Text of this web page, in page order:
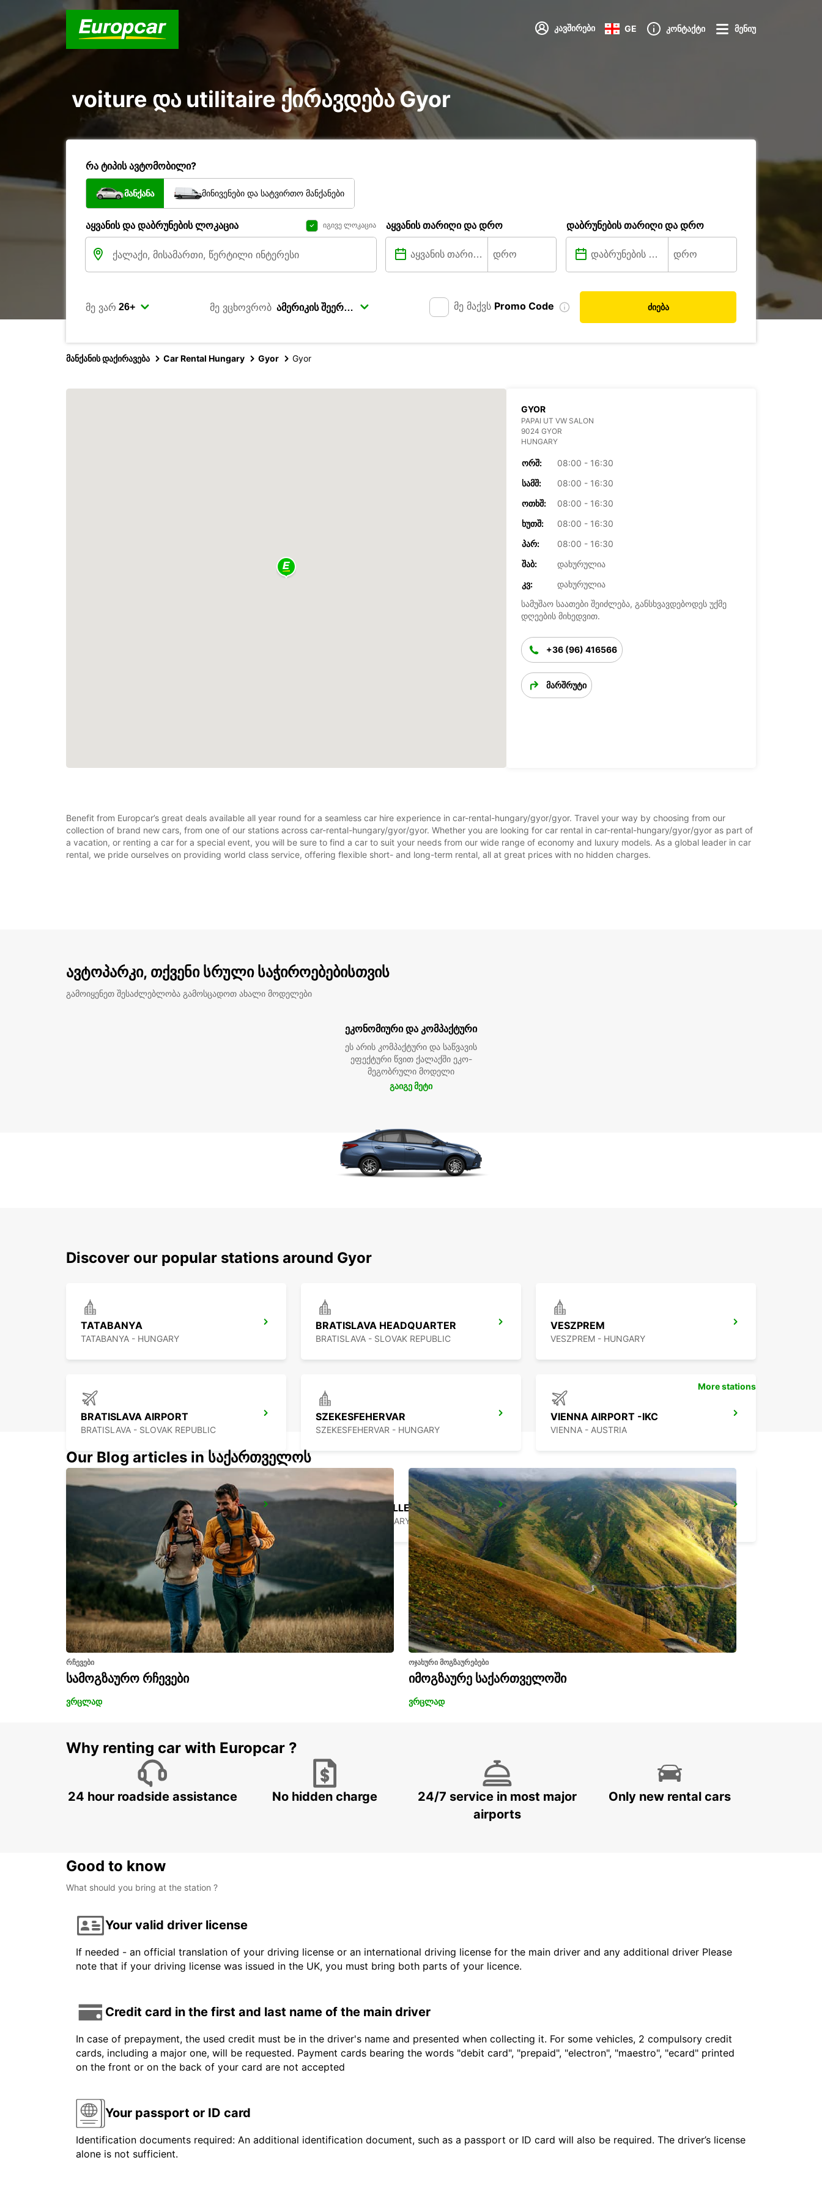
კავშირები GE კონტაქტი მენიუ
voiture და utilitaire ქირავდება Gyor
რა ტიპის ავტომობილი?
მანქანა მინივენები და სატვირთო მანქანები
აყვანის და დაბრუნების ლოკაცია იგივე ლოკაცია აყვანის თარიღი და დრო დაბრუნების თარიღი და დრო
მე ვარ მე ვცხოვრობ მე მაქვს Promo Code ძიება
მანქანის დაქირავება Car Rental Hungary Gyor Gyor
GYOR
PAPAI UT VW SALON
9024 GYOR
HUNGARY
ᲝᲠᲨ:
08:00 - 16:30
ᲡᲐᲛᲨ:
08:00 - 16:30
ᲝᲗᲮᲨ:
08:00 - 16:30
ᲮᲣᲗᲨ:
08:00 - 16:30
ᲞᲐᲠ:
08:00 - 16:30
ᲨᲐᲑ:
დახურულია
ᲙᲕ:
დახურულია
სამუშაო საათები შეიძლება, განსხვავდებოდეს უქმე
დღეების მიხედვით.
+36 (96) 416566
მარშრუტი
Benefit from Europcar’s great deals available all year round for a seamless car hire experience in car-rental-hungary/gyor/gyor. Travel your way by choosing from our
collection of brand new cars, from one of our stations across car-rental-hungary/gyor/gyor. Whether you are looking for car rental in car-rental-hungary/gyor/gyor as part of
a vacation, or renting a car for a special event, you will be sure to find a car to suit your needs from our wide range of economy and luxury models. As a global leader in car
rental, we pride ourselves on providing world class service, offering flexible short- and long-term rental, all at great prices with no hidden charges.
ავტოპარკი, თქვენი სრული საჭიროებებისთვის
გამოიყენეთ შესაძლებლობა გამოსცადოთ ახალი მოდელები
ეკონომიური და კომპაქტური
ეს არის კომპაქტური და საწვავის
ეფექტური წვით ქალაქში ეკო-
მეგობრული მოდელი
გაიგე მეტი
Discover our popular stations around Gyor
TATABANYA
TATABANYA - HUNGARY
BRATISLAVA HEADQUARTER
BRATISLAVA - SLOVAK REPUBLIC
VESZPREM
VESZPREM - HUNGARY
BRATISLAVA AIRPORT
BRATISLAVA - SLOVAK REPUBLIC
SZEKESFEHERVAR
SZEKESFEHERVAR - HUNGARY
VIENNA AIRPORT -IKC
VIENNA - AUSTRIA
ZALAEGERSZEG - HUNGARY
BUDAPEST PRIELLE
BUDAPEST - HUNGARY
VIENNA MAIN STATION -IKC-
VIENNA - AUSTRIA
More stations
Our Blog articles in საქართველოს
რჩევები
სამოგზაურო რჩევები
ვრცლად
ოჯახური მოგზაურებები
იმოგზაურე საქართველოში
ვრცლად
Why renting car with Europcar ?
24 hour roadside assistance No hidden charge
24/7 service in most major
airports
Only new rental cars
Good to know
What should you bring at the station ?
Your valid driver license
If needed - an official translation of your driving license or an international driving license for the main driver and any additional driver Please
note that if your driving license was issued in the UK, you must bring both parts of your licence.
Credit card in the first and last name of the main driver
In case of prepayment, the used credit must be in the driver's name and presented when collecting it. For some vehicles, 2 compulsory credit
cards, including a major one, will be requested. Payment cards bearing the words "debit card", "prepaid", "electron", "maestro", "ecard" printed
on the front or on the back of your card are not accepted
Your passport or ID card
Identification documents required: An additional identification document, such as a passport or ID card will also be required. The driver’s license
alone is not sufficient.